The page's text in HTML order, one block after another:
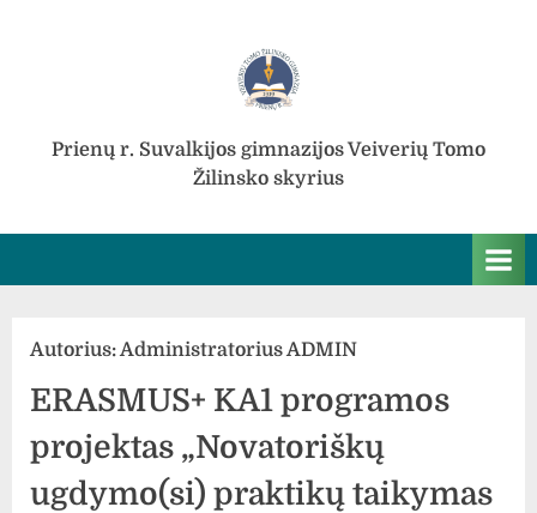
Prienų r. Suvalkijos gimnazijos Veiverių Tomo
Žilinsko skyrius
Autorius:Administratorius ADMIN
ERASMUS+ KA1 programos
projektas „Novatoriškų
ugdymo(si) praktikų taikymas